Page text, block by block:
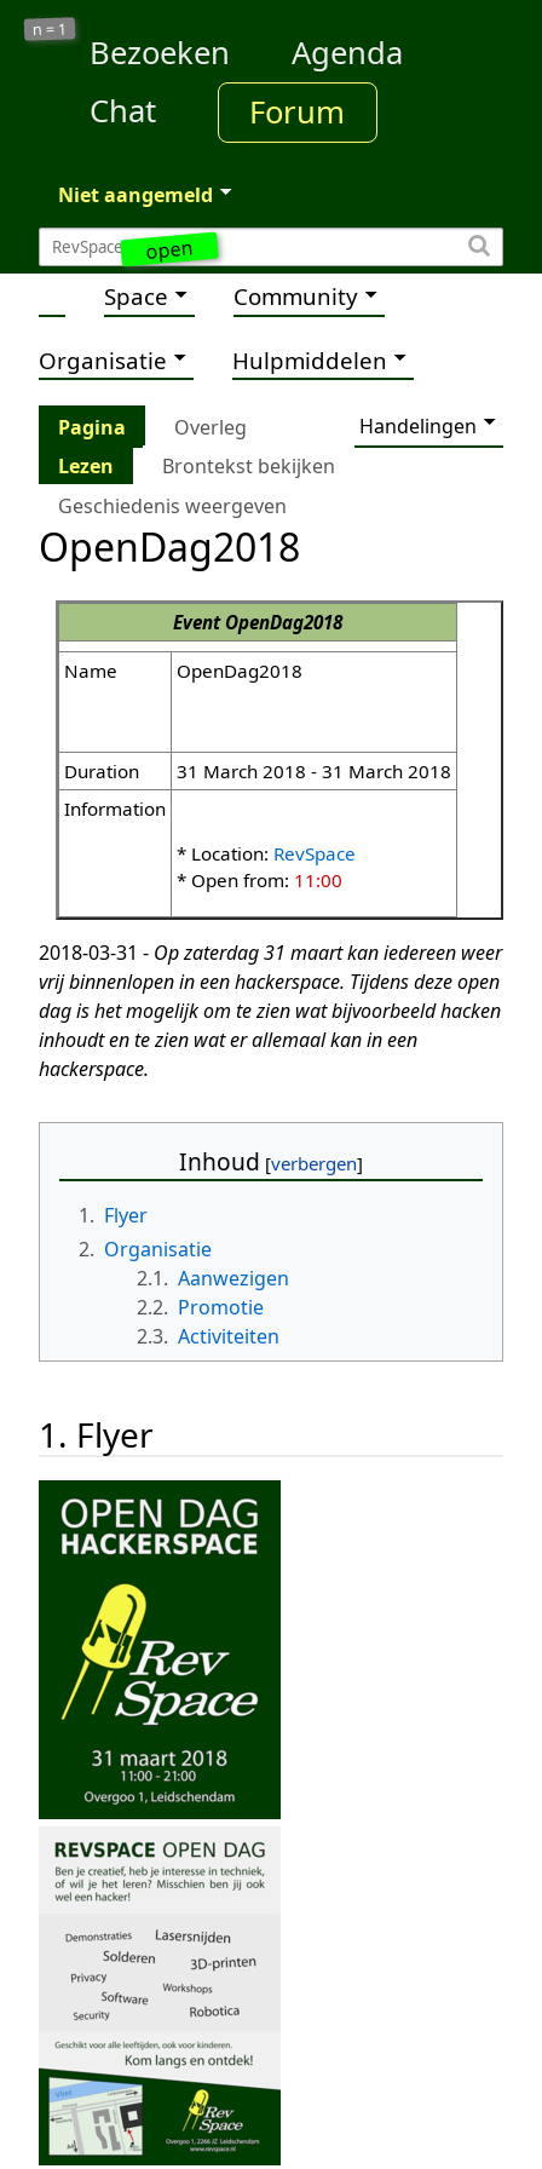
open
n = 1
Bezoeken
Agenda
Chat
Forum
Niet aangemeld
Space Community
Organisatie Hulpmiddelen
Pagina Overleg
Handelingen
Lezen
Brontekst bekijken
Geschiedenis weergeven
OpenDag2018
Event OpenDag2018
Name
OpenDag2018
Duration
31 March 2018 - 31 March 2018
Information
* Location: RevSpace
* Open from: 11:00
2018-03-31 - Op zaterdag 31 maart kan iedereen weer
vrij binnenlopen in een hackerspace. Tijdens deze open
dag is het mogelijk om te zien wat bijvoorbeeld hacken
inhoudt en te zien wat er allemaal kan in een
hackerspace.
Inhoud
1. Flyer
2. Organisatie
2.1. Aanwezigen
2.2. Promotie
2.3. Activiteiten
1. Flyer